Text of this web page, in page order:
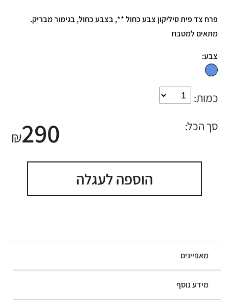
פרח צד פית סיליקון צבע כחול **, בצבע כחול, בגימור מבריק.
מתאים למטבח
צבע:
כמות:
סך הכל:
290
₪
הוספה לעגלה
מאפיינים
מידע נוסף